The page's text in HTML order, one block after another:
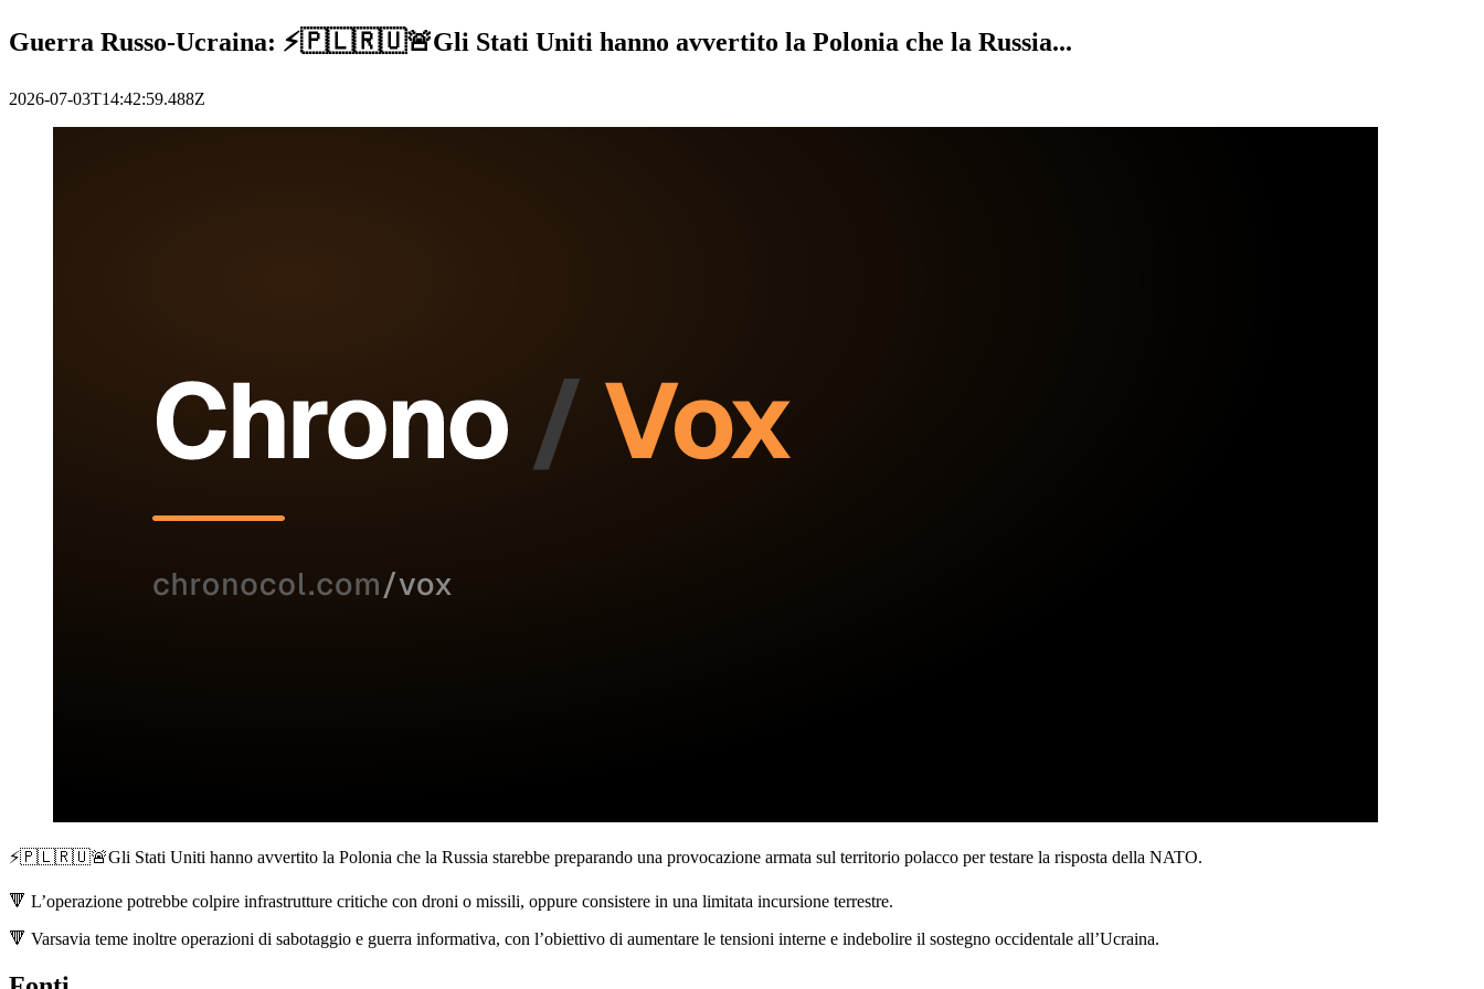
Guerra Russo-Ucraina: ⚡️🇵🇱🇷🇺🚨Gli Stati Uniti hanno avvertito la Polonia che la Russia...
2026-07-03T14:42:59.488Z
⚡️🇵🇱🇷🇺🚨Gli Stati Uniti hanno avvertito la Polonia che la Russia starebbe preparando una provocazione armata sul territorio polacco per testare la risposta della NATO.
🔻 L’operazione potrebbe colpire infrastrutture critiche con droni o missili, oppure consistere in una limitata incursione terrestre.
🔻 Varsavia teme inoltre operazioni di sabotaggio e guerra informativa, con l’obiettivo di aumentare le tensioni interne e indebolire il sostegno occidentale all’Ucraina.